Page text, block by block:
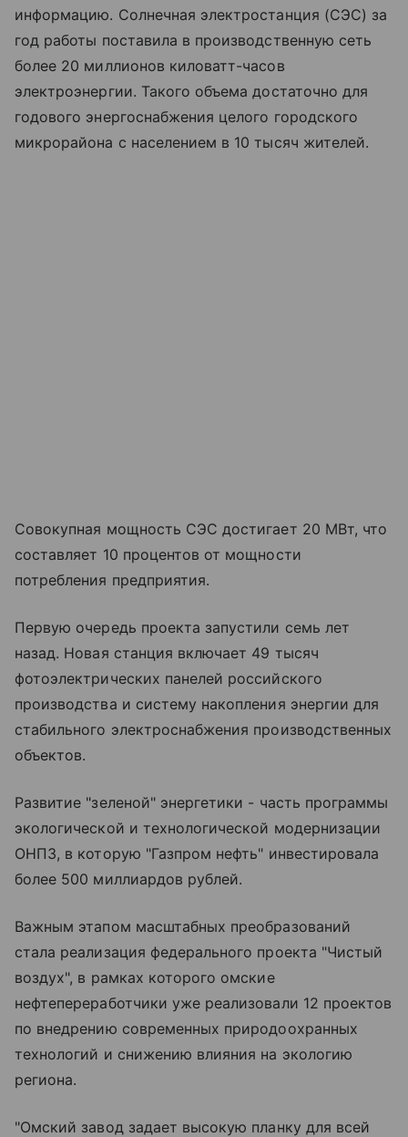
информацию. Солнечная электростанция (СЭС) за
год работы поставила в производственную сеть
более 20 миллионов киловатт-часов
электроэнергии. Такого объема достаточно для
годового энергоснабжения целого городского
микрорайона с населением в 10 тысяч жителей.
Совокупная мощность СЭС достигает 20 МВт, что
составляет 10 процентов от мощности
потребления предприятия.
Первую очередь проекта запустили семь лет
назад. Новая станция включает 49 тысяч
фотоэлектрических панелей российского
производства и систему накопления энергии для
стабильного электроснабжения производственных
объектов.
Развитие "зеленой" энергетики - часть программы
экологической и технологической модернизации
ОНПЗ, в которую "Газпром нефть" инвестировала
более 500 миллиардов рублей.
Важным этапом масштабных преобразований
стала реализация федерального проекта "Чистый
воздух", в рамках которого омские
нефтепереработчики уже реализовали 12 проектов
по внедрению современных природоохранных
технологий и снижению влияния на экологию
региона.
"Омский завод задает высокую планку для всей